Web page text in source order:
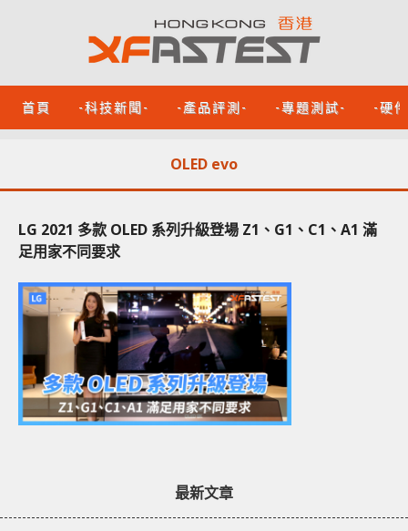
首頁 -科技新聞- -產品評測- -專題測試- -硬
OLED evo
LG 2021 多款 OLED 系列升級登場 Z1、G1、C1、A1 滿
足用家不同要求
最新文章